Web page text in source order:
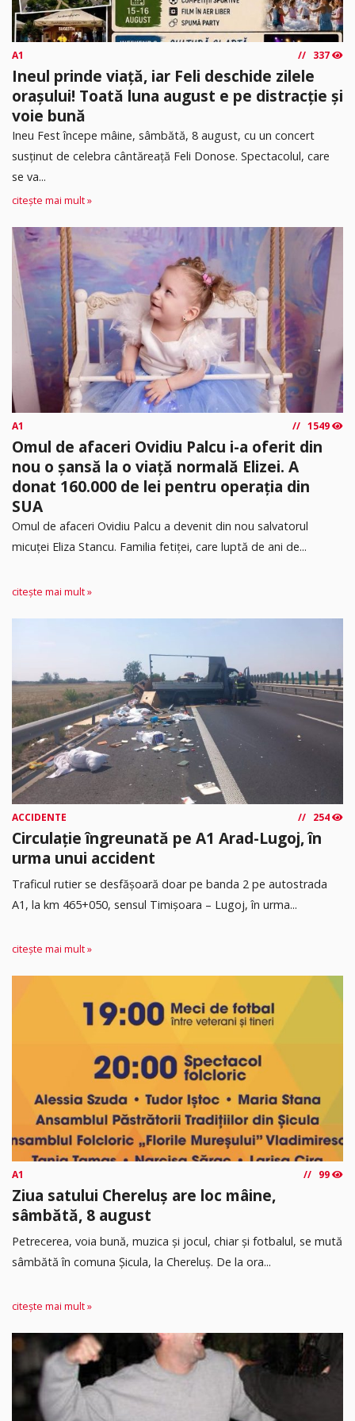
A1 337
Ineul prinde viață, iar Feli deschide zilele
orașului! Toată luna august e pe distracție și
voie bună
Ineu Fest începe mâine, sâmbătă, 8 august, cu un concert
susținut de celebra cântăreață Feli Donose. Spectacolul, care
se va...
citește mai mult »
A1 1549
Omul de afaceri Ovidiu Palcu i-a oferit din
nou o șansă la o viață normală Elizei. A
donat 160.000 de lei pentru operația din
SUA
Omul de afaceri Ovidiu Palcu a devenit din nou salvatorul
micuței Eliza Stancu. Familia fetiței, care luptă de ani de...
citește mai mult »
ACCIDENTE 254
Circulație îngreunată pe A1 Arad-Lugoj, în
urma unui accident
Traficul rutier se desfășoară doar pe banda 2 pe autostrada
A1, la km 465+050, sensul Timişoara – Lugoj, în urma...
citește mai mult »
A1 99
Ziua satului Chereluș are loc mâine,
sâmbătă, 8 august
Petrecerea, voia bună, muzica și jocul, chiar și fotbalul, se mută
sâmbătă în comuna Șicula, la Chereluș. De la ora...
citește mai mult »